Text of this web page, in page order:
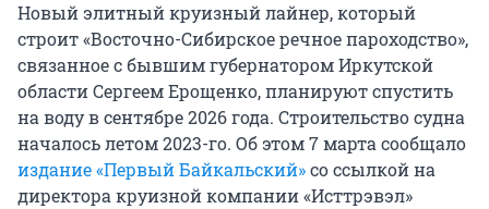
Новый элитный круизный лайнер, который
строит «Восточно-Сибирское речное пароходство»,
связанное с бывшим губернатором Иркутской
области Сергеем Ерощенко, планируют спустить
на воду в сентябре 2026 года. Строительство судна
началось летом 2023-го. Об этом 7 марта сообщало
издание «Первый Байкальский»со ссылкой на
директора круизной компании «Исттрэвэл»